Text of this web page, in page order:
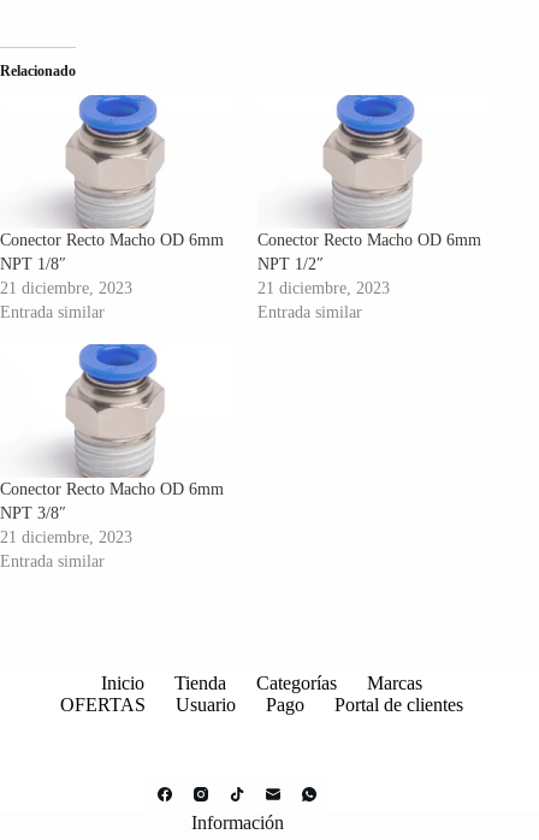
Relacionado
Conector Recto Macho OD 6mm
NPT 1/8″
21 diciembre, 2023
Entrada similar
Conector Recto Macho OD 6mm
NPT 1/2″
21 diciembre, 2023
Entrada similar
Conector Recto Macho OD 6mm
NPT 3/8″
21 diciembre, 2023
Entrada similar
Inicio Tienda Categorías
Marcas
OFERTAS
Usuario Pago Portal de clientes
Información